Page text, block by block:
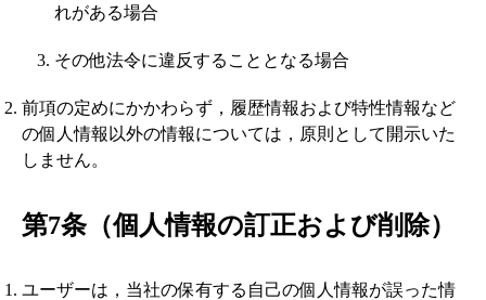
れがある場合
その他法令に違反することとなる場合
前項の定めにかかわらず，履歴情報および特性情報など
の個人情報以外の情報については，原則として開示いた
しません。
第7条（個人情報の訂正および削除）
ユーザーは，当社の保有する自己の個人情報が誤った情